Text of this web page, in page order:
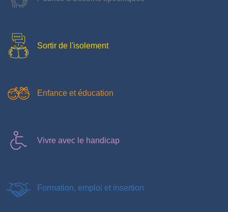
Sortir de l'isolement
Enfance et éducation
Vivre avec le handicap
Formation, emploi et insertion